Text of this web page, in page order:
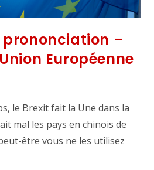
–
Européenne
le Brexit fait la Une dans la
mal les pays en chinois de
être vous ne les utilisez